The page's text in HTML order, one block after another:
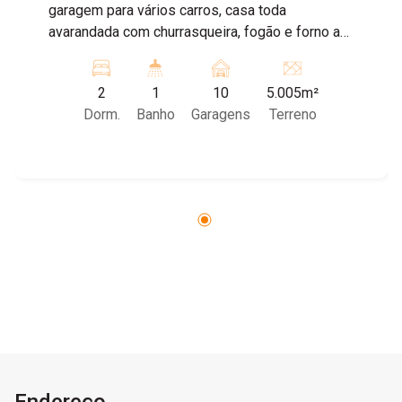
garagem para vários carros, casa toda
avarandada com churrasqueira, fogão e forno a
lavanderia. Casa toda em porcelanato. Possui 01
poço caipira e 01 artesiano
2
Dorm.
1
Banho
10
Garagens
5.005m²
Terreno